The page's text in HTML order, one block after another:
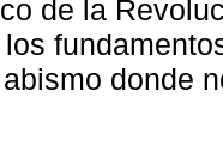
de la
donde